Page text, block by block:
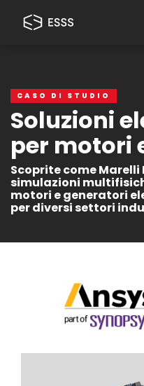
CASO DI STUDIO
Soluzioni
per motori
Scoprite come
simulazioni
motori e generatori
per diversi settori